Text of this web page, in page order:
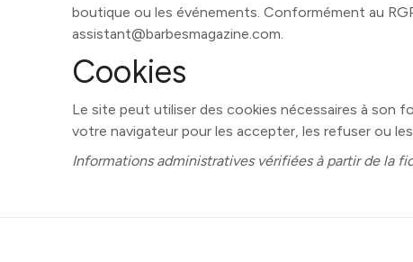
boutique ou les événements. Conformément au
assistant@barbesmagazine.com.
Cookies
Le site peut utiliser des cookies nécessaires à son
votre navigateur pour les accepter, les refuser ou
Informations administratives vérifiées à partir de la